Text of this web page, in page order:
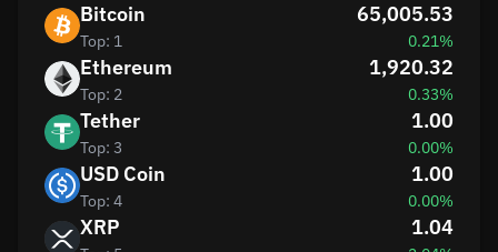
Bitcoin
Top: 1
65,005.53
0.21%
Ethereum
Top: 2
1,920.32
0.33%
Tether
Top: 3
1.00
0.00%
USD Coin
Top: 4
1.00
0.00%
XRP 1.04